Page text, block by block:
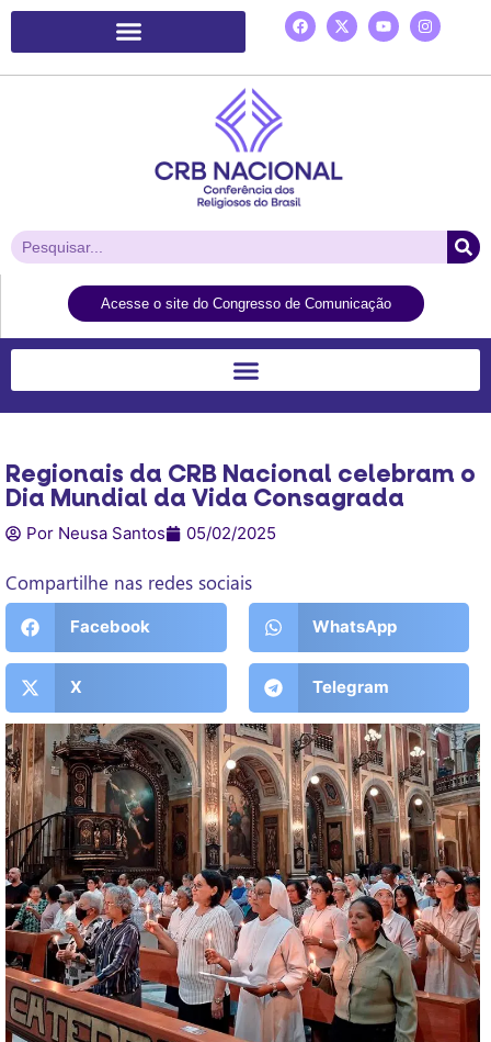
Acesse o site do Congresso de Comunicação
Regionais da CRB Nacional celebram o
Dia Mundial da Vida Consagrada
Por Neusa Santos 05/02/2025
Compartilhe nas redes sociais
Facebook WhatsApp
X Telegram